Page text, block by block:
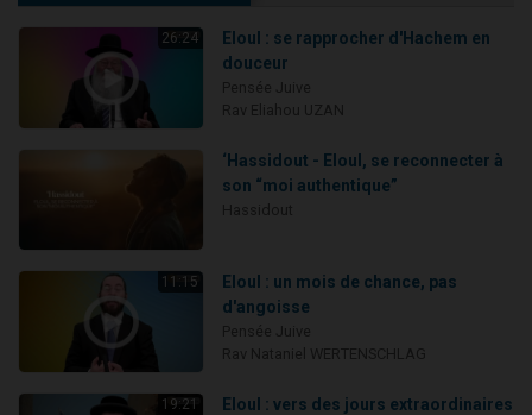
26:24
Eloul : se rapprocher d'Hachem en
douceur
‘Hassidout - Eloul, se reconnecter à
son “moi authentique”
11:15
Eloul : un mois de chance, pas
d'angoisse
19:21 Eloul : vers des jours extraordinaires